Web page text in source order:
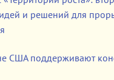
и решений для
США поддерживают